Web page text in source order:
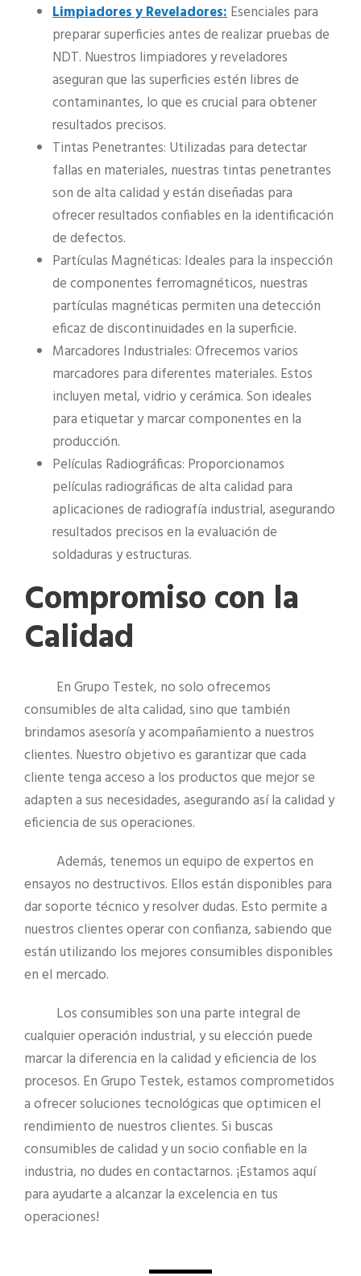
Limpiadores y Reveladores:Esenciales para
preparar superficies antes de realizar pruebas de
NDT. Nuestros limpiadores y reveladores
aseguran que las superficies estén libres de
contaminantes, lo que es crucial para obtener
resultados precisos.
Tintas Penetrantes: Utilizadas para detectar
fallas en materiales, nuestras tintas penetrantes
son de alta calidad y están diseñadas para
ofrecer resultados confiables en la identificación
de defectos.
Partículas Magnéticas: Ideales para la inspección
de componentes ferromagnéticos, nuestras
partículas magnéticas permiten una detección
eficaz de discontinuidades en la superficie.
Marcadores Industriales: Ofrecemos varios
marcadores para diferentes materiales. Estos
incluyen metal, vidrio y cerámica. Son ideales
para etiquetar y marcar componentes en la
producción.
Películas Radiográficas: Proporcionamos
películas radiográficas de alta calidad para
aplicaciones de radiografía industrial, asegurando
resultados precisos en la evaluación de
soldaduras y estructuras.
Compromiso con la
Calidad
En Grupo Testek, no solo ofrecemos
consumibles de alta calidad, sino que también
brindamos asesoría y acompañamiento a nuestros
clientes. Nuestro objetivo es garantizar que cada
cliente tenga acceso a los productos que mejor se
adapten a sus necesidades, asegurando así la calidad y
eficiencia de sus operaciones.
Además, tenemos un equipo de expertos en
ensayos no destructivos. Ellos están disponibles para
dar soporte técnico y resolver dudas. Esto permite a
nuestros clientes operar con confianza, sabiendo que
están utilizando los mejores consumibles disponibles
en el mercado.
Los consumibles son una parte integral de
cualquier operación industrial, y su elección puede
marcar la diferencia en la calidad y eficiencia de los
procesos. En Grupo Testek, estamos comprometidos
a ofrecer soluciones tecnológicas que optimicen el
rendimiento de nuestros clientes. Si buscas
consumibles de calidad y un socio confiable en la
industria, no dudes en contactarnos. ¡Estamos aquí
para ayudarte a alcanzar la excelencia en tus
operaciones!